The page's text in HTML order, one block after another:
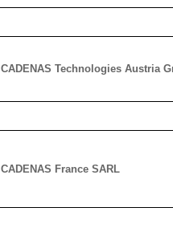
CADENAS Technologies Austria
CADENAS France SARL